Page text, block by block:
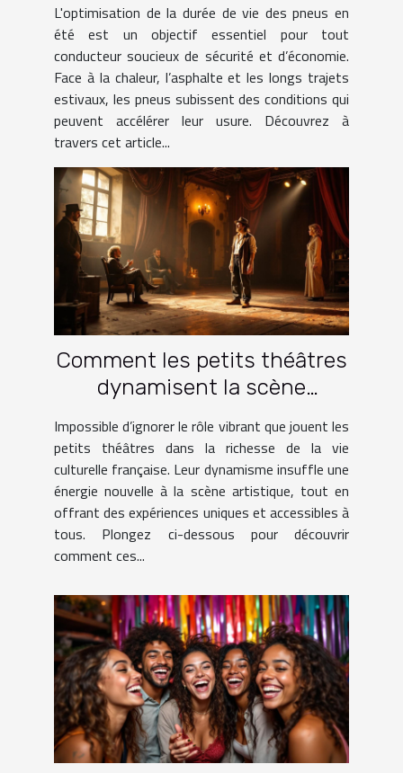
L'optimisation de la durée de vie des pneus en
été est un objectif essentiel pour tout
conducteur soucieux de sécurité et d’économie.
Face à la chaleur, l’asphalte et les longs trajets
estivaux, les pneus subissent des conditions qui
peuvent accélérer leur usure. Découvrez à
travers cet article...
Comment les petits théâtres
dynamisent la scène
Impossible d’ignorer le rôle vibrant que jouent les
petits théâtres dans la richesse de la vie
culturelle française. Leur dynamisme insuffle une
énergie nouvelle à la scène artistique, tout en
offrant des expériences uniques et accessibles à
tous. Plongez ci-dessous pour découvrir
comment ces...